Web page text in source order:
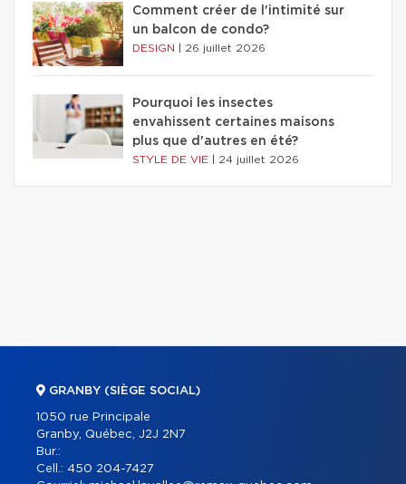
Comment créer de l'intimité sur
un balcon de condo?
DESIGN 26 juillet 2026
Pourquoi les insectes
envahissent certaines maisons
plus que d'autres en été?
STYLE DE VIE 24 juillet 2026
GRANBY (SIÈGE SOCIAL)
1050 rue Principale
Granby, Québec, J2J 2N7
Bur.:
Cell.: 450 204-7427